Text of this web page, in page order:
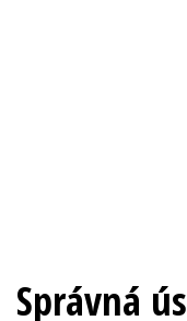
Správná